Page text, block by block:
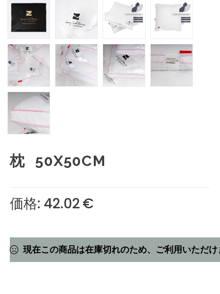
枕 50X50CM
価格: 42.02€
現在この商品は在庫切れのため、ご利用いただけ